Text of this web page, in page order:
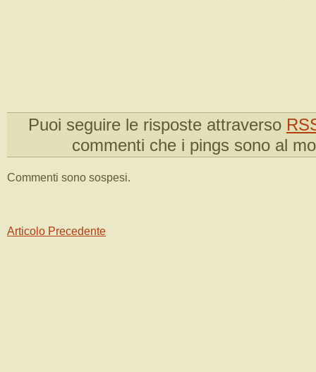
Puoi seguire le risposte attraverso
commenti che i pings sono al
Commenti sono sospesi.
Articolo Precedente